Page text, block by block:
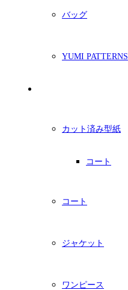
バッグ
YUMI PATTERNS
カット済み型紙
コート
コート
ジャケット
ワンピース